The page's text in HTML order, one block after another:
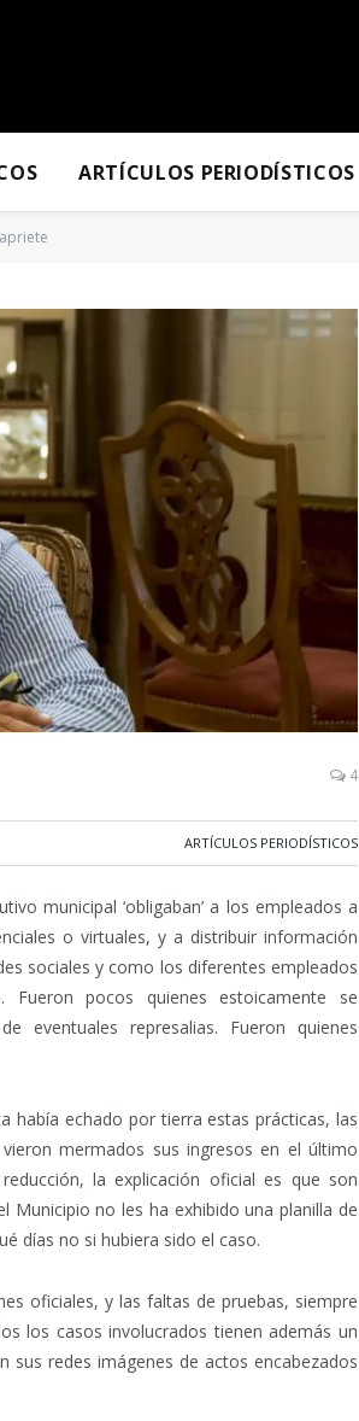
ARTÍCULOS PERIODÍSTICOS
4
ARTÍCULOS PERIODÍSTICOS
municipal ‘obligaban’ a los empleados a
o virtuales, y a distribuir información
sociales y como los diferentes empleados
pocos quienes estoicamente se
represalias. Fueron quienes
había echado por tierra estas prácticas, las
mermados sus ingresos en el último
la explicación oficial es que son
Municipio no les ha exhibido una planilla de
días no si hubiera sido el caso.
oficiales, y las faltas de pruebas, siempre
los casos involucrados tienen además un
redes imágenes de actos encabezados